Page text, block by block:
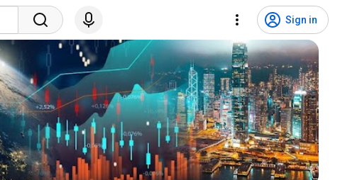
Sign in